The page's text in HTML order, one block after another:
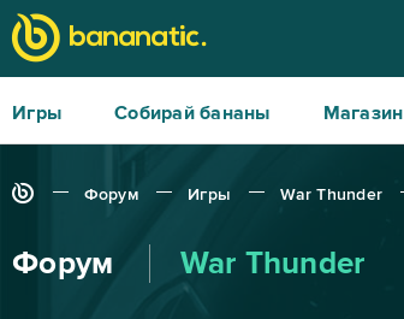
Игры Собирай бананы Магазин
Форум Игры War Thunder
Форум War Thunder